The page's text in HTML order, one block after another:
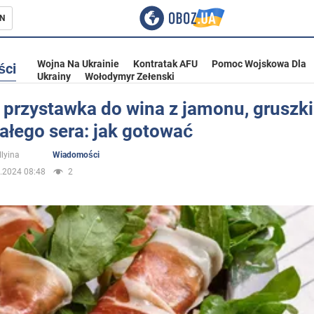
Ukrainie
Wojna Na Ukrainie Kontratak AFU
Pomoc Wojskowa Dla
Ukrainy
Wołodymyr Zełenski
przystawka do wina z jamonu,
sera: jak gotować
Wiadomości
08:48
2